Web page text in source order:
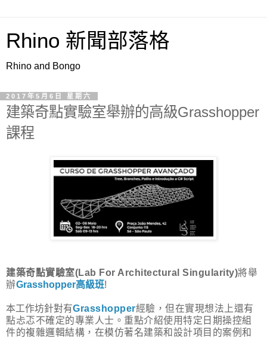
Rhino 新聞部落格
Rhino and Bongo
2017年5月6日 星期六
建築奇點實驗室舉辦的高級Grasshopper
課程
建築奇點實驗室(Lab For Architectural Singularity)將舉
辦Grasshopper高級班!
本工作坊針對有Grasshopper經驗，但在實現想法上還有
點忐忑不確定的專業人士。重點介紹使用特定日期操控組
件的複雜邏輯結構，在模仿著名建築和設計項目的案例和